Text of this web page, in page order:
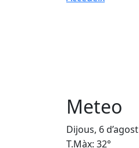
Meteo
Dijous, 6 d’agost
T.Màx: 32°